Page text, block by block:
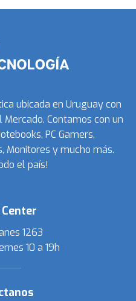
ubicada en Uruguay con
Contamos con un
PC Gamers,
Monitores y mucho más.
el país!
1263
10 a 19h